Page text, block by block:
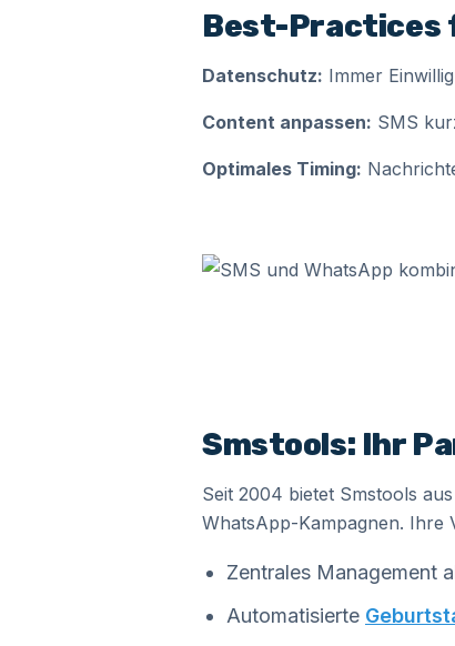
Best-Practices
Datenschutz: Immer
Content anpassen: SMS
Optimales Timing:
Smstools: Ihr
Seit 2004 bietet Smstools
WhatsApp-Kampagnen. Ihre
Zentrales Management
Automatisierte